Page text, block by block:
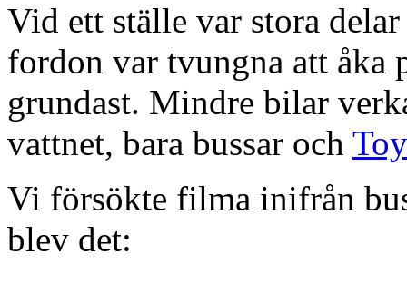
Vid ett ställe var stora
fordon var tvungna att åka
grundast. Mindre bilar
vattnet, bara bussar och
Vi försökte filma inifrån
blev det: